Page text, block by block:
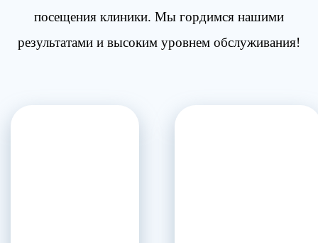
посещения клиники. Мы гордимся нашими
результатами и высоким уровнем обслуживания!